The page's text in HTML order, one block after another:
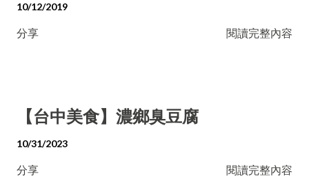
10/12/2019
分享 閱讀完整內容
【台中美食】濃鄉臭豆腐
10/31/2023
分享 閱讀完整內容